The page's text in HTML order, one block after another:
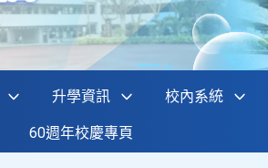
升學資訊 校內系統
60週年校慶專頁